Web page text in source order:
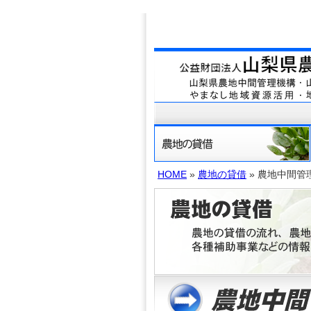
HOME » 農地の貸借 » 農地中間管